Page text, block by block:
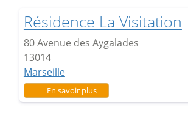
Résidence La Visitation
80 Avenue des Aygalades
13014
Marseille
En savoir plussur Résidence La Visitation